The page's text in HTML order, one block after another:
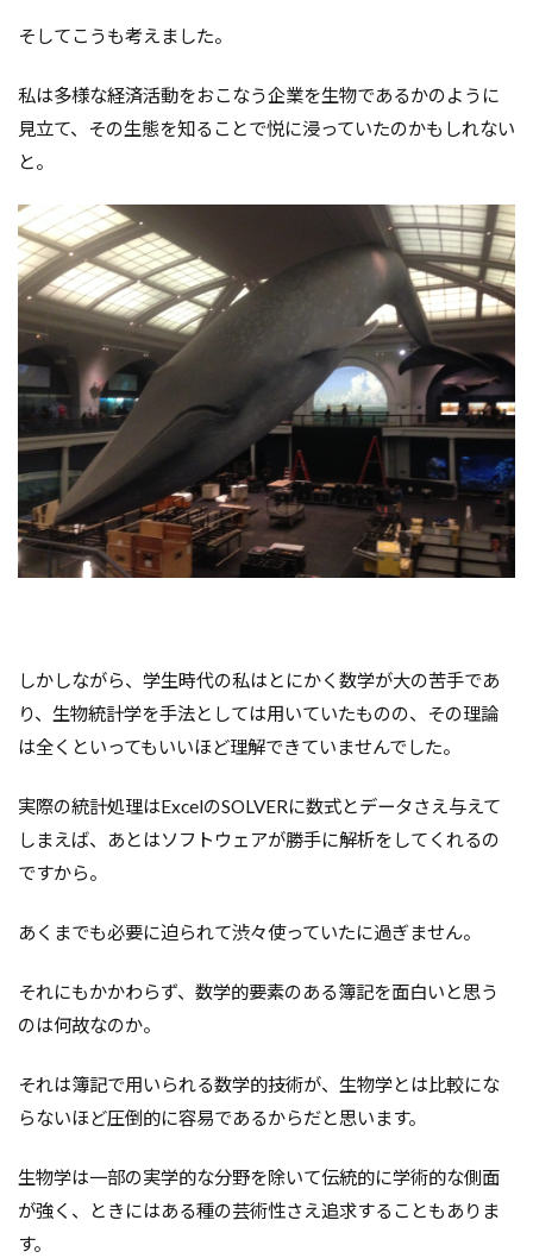
そしてこうも考えました。
私は多様な経済活動をおこなう企業を生物であるかのように
見立て、その生態を知ることで悦に浸っていたのかもしれない
と。
しかしながら、学生時代の私はとにかく数学が大の苦手であ
り、生物統計学を手法としては用いていたものの、その理論
は全くといってもいいほど理解できていませんでした。
実際の統計処理はExcelのSOLVERに数式とデータさえ与えて
しまえば、あとはソフトウェアが勝手に解析をしてくれるの
ですから。
あくまでも必要に迫られて渋々使っていたに過ぎません。
それにもかかわらず、数学的要素のある簿記を面白いと思う
のは何故なのか。
それは簿記で用いられる数学的技術が、生物学とは比較にな
らないほど圧倒的に容易であるからだと思います。
生物学は一部の実学的な分野を除いて伝統的に学術的な側面
が強く、ときにはある種の芸術性さえ追求することもありま
す。